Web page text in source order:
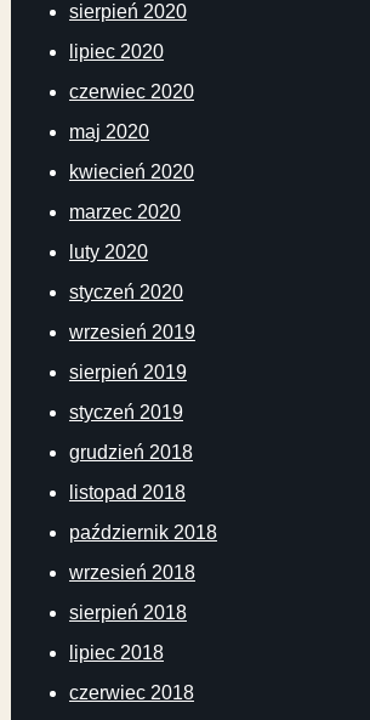
sierpień 2020
lipiec 2020
czerwiec 2020
maj 2020
kwiecień 2020
marzec 2020
luty 2020
styczeń 2020
wrzesień 2019
sierpień 2019
styczeń 2019
grudzień 2018
listopad 2018
październik 2018
wrzesień 2018
sierpień 2018
lipiec 2018
czerwiec 2018